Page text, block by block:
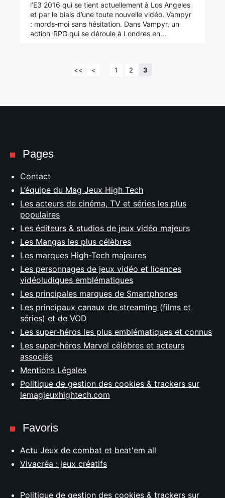
l’E3 2016 qui se tient actuellement à Los Angeles
et par le biais d’une toute nouvelle vidéo. Vampyr
: mords-moi sans hésitation. Dans Vampyr, un
action-RPG qui se déroule à Londres en…
<< < 1 2 3
Pages
Contact
L’équipe du Mag Jeux High Tech
Les acteurs de cinéma, TV et séries les plus
populaires
Les éditeurs & studios de jeux vidéo majeurs
Les Mangas les plus célèbres
Les marques High-Tech majeures
Les personnages de jeux vidéo et licences
vidéoludiques emblématiques
Les principales marques de Smartphones
Les principaux canaux de streaming (films et
séries) et de VOD
Les super-héros les plus emblématiques et connus
Les super-héros Marvel célèbres et acteurs
associés
Mentions Légales
Politique de gestion des cookies & trackers sur
lemagjeuxhightech.com
Favoris
Actu Jeux de combat et beat'em all
Vivacréa : jeux créatifs
Politique de gestion des cookies & trackers sur